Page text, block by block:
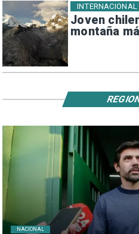
Joven
montaña
INTERNACIONAL
NACIONAL